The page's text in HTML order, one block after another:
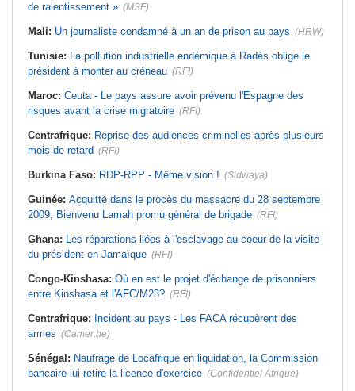
de ralentissement » (MSF)
Mali: Un journaliste condamné à un an de prison au pays (HRW)
Tunisie: La pollution industrielle endémique à Radès oblige le
président à monter au créneau (RFI)
Maroc: Ceuta - Le pays assure avoir prévenu l'Espagne des
risques avant la crise migratoire (RFI)
Centrafrique: Reprise des audiences criminelles après plusieurs
mois de retard (RFI)
Burkina Faso: RDP-RPP - Même vision ! (Sidwaya)
Guinée: Acquitté dans le procès du massacre du 28 septembre
2009, Bienvenu Lamah promu général de brigade (RFI)
Ghana: Les réparations liées à l'esclavage au coeur de la visite
du président en Jamaïque (RFI)
Congo-Kinshasa: Où en est le projet d'échange de prisonniers
entre Kinshasa et l'AFC/M23? (RFI)
Centrafrique: Incident au pays - Les FACA récupèrent des
armes (Camer.be)
Sénégal: Naufrage de Locafrique en liquidation, la Commission
bancaire lui retire la licence d'exercice (Confidentiel Afrique)